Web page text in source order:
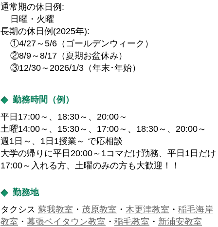
通常期の休日例:
日曜・火曜
長期の休日例(2025年):
①4/27～5/6（ゴールデンウィーク）
②8/9～8/17（夏期お盆休み）
③12/30～2026/1/3（年末･年始）
勤務時間（例）
平日17:00～、18:30～、20:00～
土曜14:00～、15:30～、17:00～、18:30～、20:00～
週1日～、1日1授業～ で応相談
大学の帰りに平日20:00～1コマだけ勤務、平日1日だけ
17:00～入れる方、土曜のみの方も大歓迎！！
勤務地
タクシス 蘇我教室 ・ 茂原教室 ・ 木更津教室 ・ 稲毛海岸
教室 ・ 幕張ベイタウン教室 ・ 稲毛教室 ・ 新浦安教室